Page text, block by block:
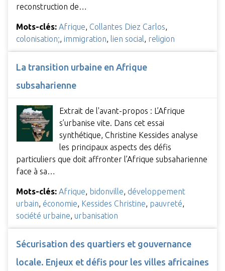
reconstruction de…
Mots-clés: Afrique, Collantes Diez Carlos,
colonisation;, immigration, lien social, religion
La transition urbaine en Afrique
subsaharienne
Extrait de l'avant-propos : L’Afrique
s’urbanise vite. Dans cet essai
synthétique, Christine Kessides analyse
les principaux aspects des défis
particuliers que doit affronter l’Afrique subsaharienne
face à sa…
Mots-clés: Afrique, bidonville, développement
urbain, économie, Kessides Christine, pauvreté,
société urbaine, urbanisation
Sécurisation des quartiers et gouvernance
locale. Enjeux et défis pour les villes africaines